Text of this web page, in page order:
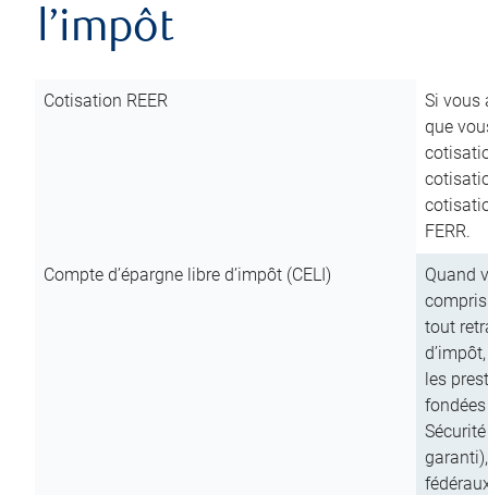
l’impôt
Cotisation REER
Si vous
que
FERR.
Compte d’épargne libre d’impôt (CELI)
Quand
tout
les